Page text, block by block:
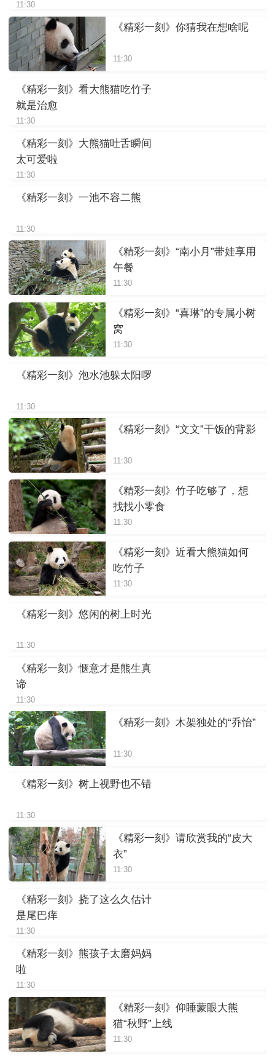
11:30
《精彩一刻》你猜我在想啥呢
11:30
《精彩一刻》看大熊猫吃竹子
就是治愈
11:30
《精彩一刻》大熊猫吐舌瞬间
太可爱啦
11:30
《精彩一刻》一池不容二熊
11:30
《精彩一刻》“南小月”带娃享用
午餐
11:30
《精彩一刻》“喜琳”的专属小树
窝
11:30
《精彩一刻》泡水池躲太阳啰
11:30
《精彩一刻》“文文”干饭的背影
11:30
《精彩一刻》竹子吃够了，想
找找小零食
11:30
《精彩一刻》近看大熊猫如何
吃竹子
11:30
《精彩一刻》悠闲的树上时光
11:30
《精彩一刻》惬意才是熊生真
谛
11:30
《精彩一刻》木架独处的“乔怡”
11:30
《精彩一刻》树上视野也不错
11:30
《精彩一刻》请欣赏我的“皮大
衣”
11:30
《精彩一刻》挠了这么久估计
是尾巴痒
11:30
《精彩一刻》熊孩子太磨妈妈
啦
11:30
《精彩一刻》仰睡蒙眼大熊
猫“秋野”上线
11:30